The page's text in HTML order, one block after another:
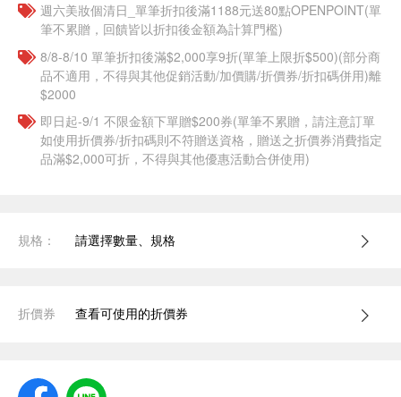
週六美妝個清日_單筆折扣後滿1188元送80點OPENPOINT(單
筆不累贈，回饋皆以折扣後金額為計算門檻)
8/8-8/10 單筆折扣後滿$2,000享9折(單筆上限折$500)(部分商
品不適用，不得與其他促銷活動/加價購/折價券/折扣碼併用)離
$2000
即日起-9/1 不限金額下單贈$200券(單筆不累贈，請注意訂單
如使用折價券/折扣碼則不符贈送資格，贈送之折價券消費指定
品滿$2,000可折，不得與其他優惠活動合併使用)
規格： 請選擇數量、規格
折價券 查看可使用的折價券